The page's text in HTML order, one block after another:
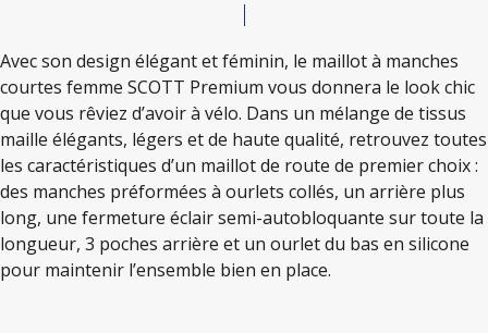
Avec son design élégant et féminin, le maillot à manches
courtes femme SCOTT Premium vous donnera le look chic
que vous rêviez d’avoir à vélo. Dans un mélange de tissus
maille élégants, légers et de haute qualité, retrouvez toutes
les caractéristiques d’un maillot de route de premier choix :
des manches préformées à ourlets collés, un arrière plus
long, une fermeture éclair semi-autobloquante sur toute la
longueur, 3 poches arrière et un ourlet du bas en silicone
pour maintenir l’ensemble bien en place.